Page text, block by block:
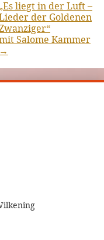
„Es liegt in der Luft –
der Goldenen
Salome Kammer
→